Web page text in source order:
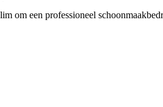
om een professioneel